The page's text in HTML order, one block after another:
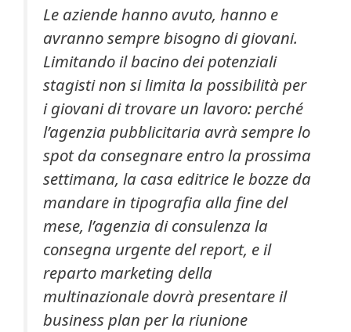
Le aziende hanno avuto, hanno e
avranno sempre bisogno di giovani.
Limitando il bacino dei potenziali
stagisti non si limita la possibilità per
i giovani di trovare un lavoro: perché
l’agenzia pubblicitaria avrà sempre lo
spot da consegnare entro la prossima
settimana, la casa editrice le bozze da
mandare in tipografia alla fine del
mese, l’agenzia di consulenza la
consegna urgente del report, e il
reparto marketing della
multinazionale dovrà presentare il
business plan per la riunione